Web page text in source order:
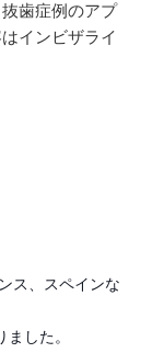
歯症例のアプ
インビザライ
ス、スペインな
した。